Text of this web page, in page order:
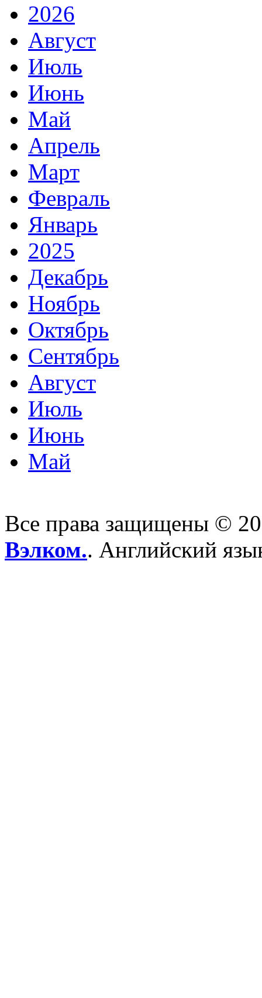
2026
Август
Июль
Июнь
Май
Апрель
Март
Февраль
Январь
2025
Декабрь
Ноябрь
Октябрь
Сентябрь
Август
Июль
Июнь
Май
Все права защищены ©
Вэлком.. Английский